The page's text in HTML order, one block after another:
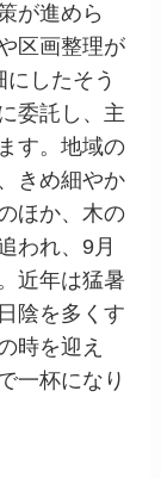
が進めら
区画整理が
したそう
委託し、主
す。地域の
きめ細やか
ほか、木の
われ、9月
近年は猛暑
陰を多くす
時を迎え
一杯になり